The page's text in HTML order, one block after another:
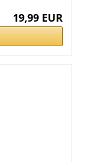
19,99 EUR